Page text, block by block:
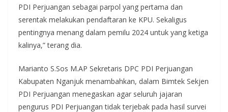
PDI Perjuangan sebagai parpol yang pertama dan
serentak melakukan pendaftaran ke KPU. Sekaligus
pentingnya menang dalam pemilu 2024 untuk yang ketiga
kalinya,” terang dia.
Marianto S.Sos M.AP Sekretaris DPC PDI Perjuangan
Kabupaten Nganjuk menambahkan, dalam Bimtek Sekjen
PDI Perjuangan menegaskan agar seluruh jajaran
pengurus PDI Perjuangan tidak terjebak pada hasil survei